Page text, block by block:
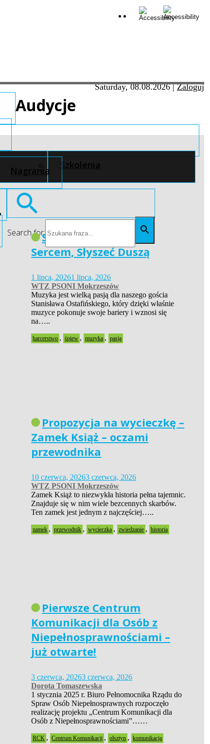
Saturday, 08.08.2026|Zaloguj
Szkolenia
Nagrania
Search for:
Audycje
Siła Pasji – Widzieć
Sercem, Słyszeć Duszą
1 lipca, 20261 lipca, 2026
WTZ PSONI Mokrzeszów
Muzyka jest wielką pasją dla naszego gościa
Stanisława Ostafińskiego, który dzięki właśnie
muzyce pokonuje swoje bariery i wznosi się
na…..
harcerstwo , śpiew , muzyka , pasja
Propozycja na wycieczkę –
Zamek Książ – oczami
przewodnika
10 czerwca, 20263 czerwca, 2026
WTZ PSONI Mokrzeszów
Zamek Książ to niezwykła historia pełna tajemnic.
Znajduje się w nim wiele bezcennych skarbów.
Ten zamek jest jednym z najczęściej…..
zamek , przewodnik , wycieczka , zwiedzanie , historia
Pierwsze Centrum
Komunikacji dla Osób z
Niepełnosprawnościami –
już otwarte!
3 czerwca, 20263 czerwca, 2026
Dorota Tomaszewska
1 stycznia 2025 r. Biuro Pełnomocnika Rządu do
Spraw Osób Niepełnosprawnych rozpoczęło
realizację projektu „Centrum Komunikacji dla
Osób z Niepełnosprawnościami”……
RCK , Centrum Komunikacji , olsztyn , komunikacja